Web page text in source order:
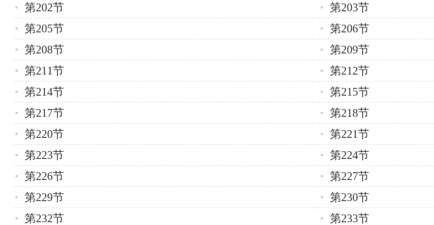
第202节
第203节
第205节
第206节
第208节
第209节
第211节
第212节
第214节
第215节
第217节
第218节
第220节
第221节
第223节
第224节
第226节
第227节
第229节
第230节
第232节
第233节